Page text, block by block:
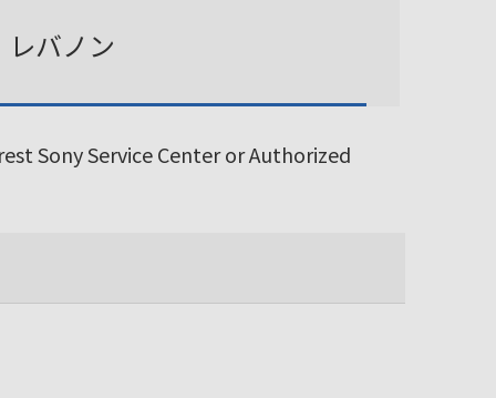
バノン
Sony Service Center or Authorized